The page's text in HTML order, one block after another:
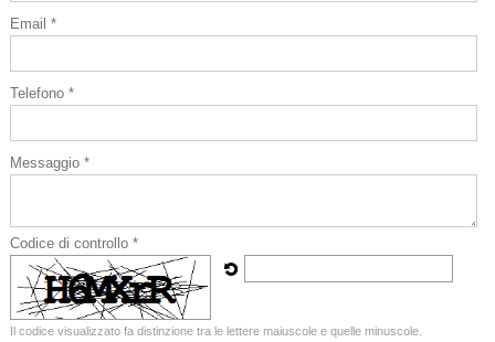
Email *
Telefono *
Messaggio *
Codice di controllo *
Il codice visualizzato fa distinzione tra le lettere maiuscole e quelle minuscole.